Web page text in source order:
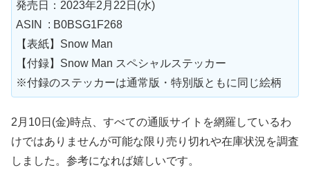
発売日：2023年2月22日(水)
ASIN ‏ : B0BSG1F268
【表紙】Snow Man
【付録】Snow Man スペシャルステッカー
※付録のステッカーは通常版・特別版ともに同じ絵柄
2月10日(金)時点、すべての通販サイトを網羅しているわ
けではありませんが可能な限り売り切れや在庫状況を調査
しました。参考になれば嬉しいです。